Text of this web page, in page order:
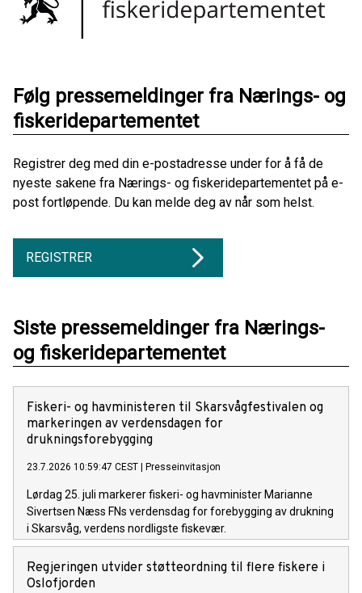
Følg pressemeldinger fra Nærings- og
fiskeridepartementet
Registrer deg med din e-postadresse under for å få de
nyeste sakene fra Nærings- og fiskeridepartementet på e-
post fortløpende. Du kan melde deg av når som helst.
REGISTRER
Siste pressemeldinger fra Nærings-
og fiskeridepartementet
Fiskeri- og havministeren til Skarsvågfestivalen og
markeringen av verdensdagen for
drukningsforebygging
23.7.2026 10:59:47 CEST | Presseinvitasjon
Lørdag 25. juli markerer fiskeri- og havminister Marianne
Sivertsen Næss FNs verdensdag for forebygging av drukning
i Skarsvåg, verdens nordligste fiskevær.
Regjeringen utvider støtteordning til flere fiskere i
Oslofjorden